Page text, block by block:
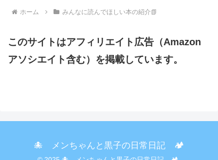
ホーム みんなに読んでほしい本の紹介📗
このサイトはアフィリエイト広告（Amazon
アソシエイト含む）を掲載しています。
🐙 メンちゃんと黒子の日常日記 🏕️